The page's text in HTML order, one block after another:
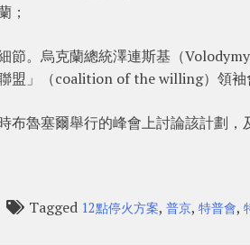
；
節。烏克蘭總統澤連斯基（
盟」（coalition of the willing）領袖
布魯塞爾舉行的峰會上討論該計劃
Tagged 12點停火方案,普京,特普會,